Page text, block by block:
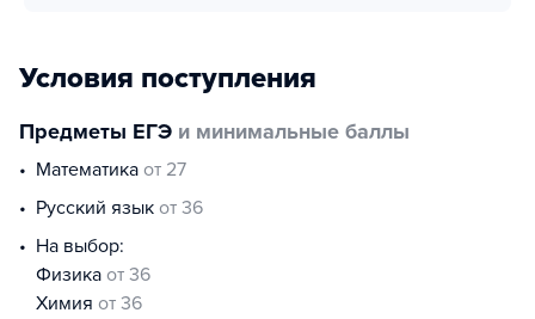
Условия поступления
Предметы ЕГЭ и минимальные баллы
математика от 27
русский язык от 36
На выбор:
физика от 36
химия от 36